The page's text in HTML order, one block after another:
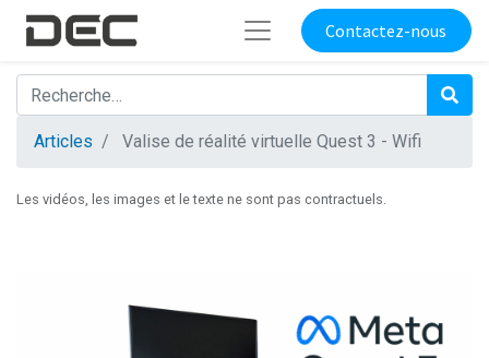
Contactez-nous
Articles Valise de réalité virtuelle Quest 3 - Wifi
Les vidéos, les images et le texte ne sont pas contractuels.